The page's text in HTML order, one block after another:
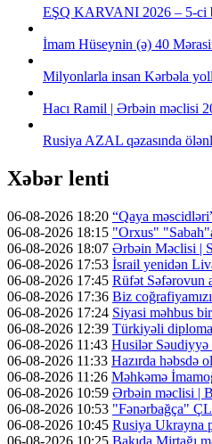
EŞQ KARVANI 2026 – 5-ci
İmam Hüseynin (ə) 40
Milyonlarla insan Kərbəla
Hacı Ramil | Ərbəin məclisi
Rusiya AZAL qəzasında
Xəbər lenti
06-08-2026 18:20 “Qaya
06-08-2026 18:15 "Orxus"
06-08-2026 18:07 Ərbəin Məclisi |
06-08-2026 17:53 İsrail yenidən
06-08-2026 17:45 Rüfət Səfərovun
06-08-2026 17:36 Biz
06-08-2026 17:24 Siyasi məhbus
06-08-2026 12:39 Türkiyəli
06-08-2026 11:43 Husilər
06-08-2026 11:33 Hazırda həbsdə
06-08-2026 11:26 Məhkəmə
06-08-2026 10:59 Ərbəin məclisi |
06-08-2026 10:53 "Fənərbağça"
06-08-2026 10:45 Rusiya Ukrayna
06-08-2026 10:25 Bakıda Mirtağı